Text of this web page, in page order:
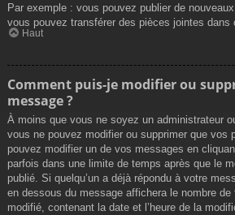
Par exemple : vous pouvez publier de
vous pouvez transférer des pièces jointes dans
Haut
Comment puis-je modifier ou
message ?
À moins que vous ne soyez un administrateur
vous ne pouvez modifier ou supprimer que vos
pouvez modifier un de vos messages en
parfois dans une limite de temps après que le
publié. Si quelqu’un a déjà répondu à votre
en dessous du message affichera le nombre de
modifié, contenant la date et l’heure de la